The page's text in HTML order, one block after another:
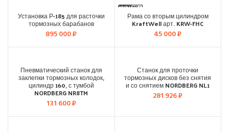
РУДОВАНИЕ
Установка Р-185 для расточки
тормозных барабанов
895 000₽
Рама со вторым цилиндром
KraftWell арт. KRW-FHC
45 000₽
Пневматический станок для
заклепки тормозных колодок,
цилиндр 160, с тумбой
NORDBERG NR8TM
131 600₽
Станок для проточки
тормозных дисков без снятия
и со снятием NORDBERG NL1
281 926₽